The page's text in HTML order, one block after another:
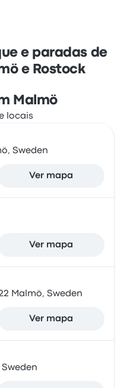
e paradas de
e Rostock
Malmö
Sweden
Ver mapa
Ver mapa
Malmö, Sweden
Ver mapa